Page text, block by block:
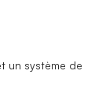
un système de